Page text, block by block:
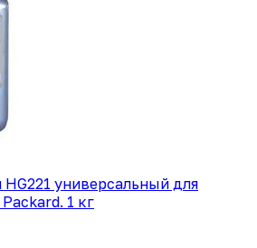
универсальный для
1 кг